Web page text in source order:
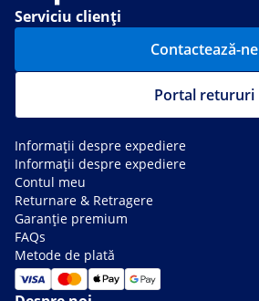
Serviciu clienți
Contactează-ne
Portal retururi
Informații despre expediere
Informații despre expediere
Contul meu
Returnare & Retragere
Garanție premium
FAQs
Metode de plată